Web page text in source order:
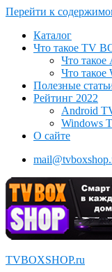
Перейти к
Каталог
Что такое TV
Что
Что
Полезные
Рейтинг 2022
Android
Windows
О сайте
TVBOXSHOP.ru